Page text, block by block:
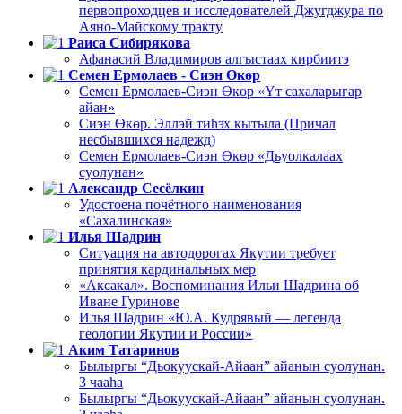
первопроходцев и исследователей Джугджура по
Аяно-Майскому тракту
Раиса Сибирякова
Афанасий Владимиров алгыстаах кирбиитэ
Семен Ермолаев - Сиэн Өкөр
Семен Ермолаев-Сиэн Өкөр «Үт сахаларыгар
айан»
Сиэн Өкөр. Эллэй тиһэх кытыла (Причал
несбывшихся надежд)
Семен Ермолаев-Сиэн Өкөр «Дьуолкалаах
суолунан»
Александр Сесёлкин
Удостоена почётного наименования
«Сахалинская»
Илья Шадрин
Ситуация на автодорогах Якутии требует
принятия кардинальных мер
«Аксакал». Воспоминания Ильи Шадрина об
Иване Гуринове
Илья Шадрин «Ю.А. Кудрявый — легенда
геологии Якутии и России»
Аким Татаринов
Былыргы “Дьокуускай-Айаан” айанын суолунан.
3 чааһа
Былыргы “Дьокуускай-Айаан” айанын суолунан.